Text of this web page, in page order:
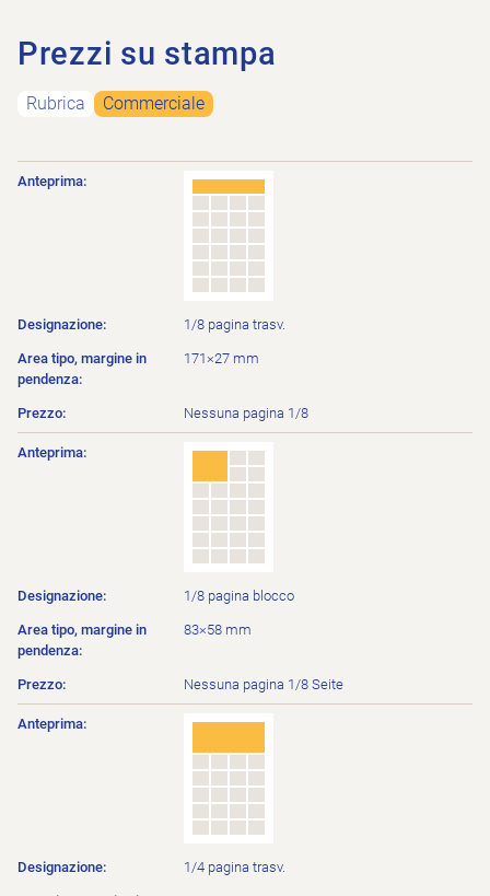
Prezzi su stampa
Rubrica Commerciale
AnteprimaDesignazione
Area tipo,
Margine in pendenza
1/8 pagina trasv.
171×27 mm
Nessuna pagina 1/8
1/8 pagina blocco
83×58 mm
Nessuna pagina 1/8 Seite
1/4 pagina trasv.